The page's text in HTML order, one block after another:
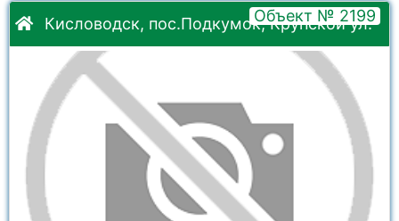
Кисловодск, пос.Подкумок, Крупской ул.
Объект № 2199